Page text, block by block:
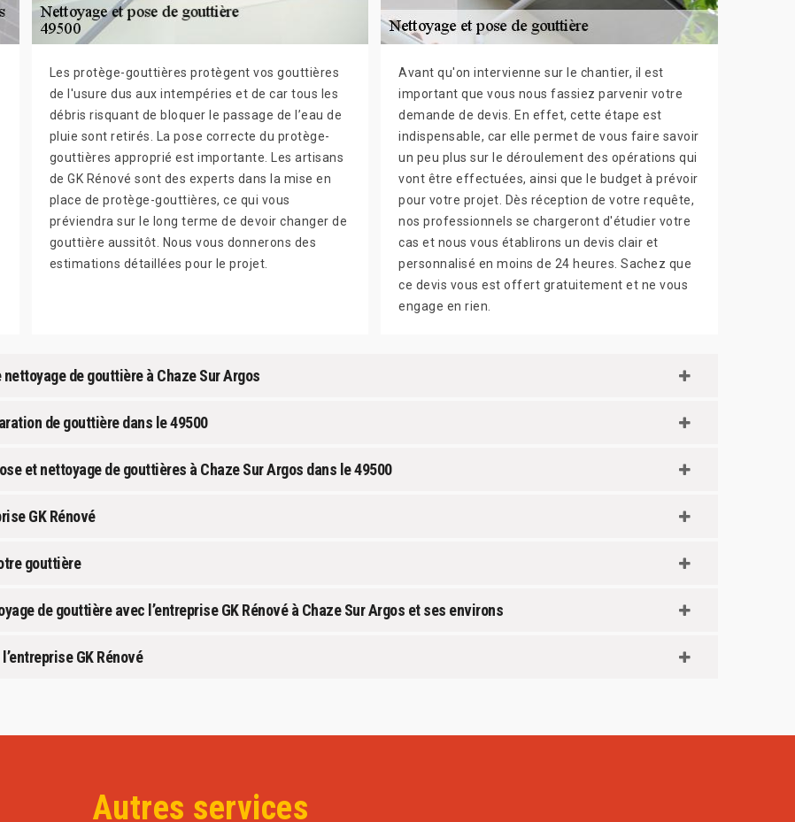
Les protège-gouttières protègent vos gouttières
de l'usure dus aux intempéries et de car tous les
débris risquant de bloquer le passage de l’eau de
pluie sont retirés. La pose correcte du protège-
gouttières approprié est importante. Les artisans
de GK Rénové sont des experts dans la mise en
place de protège-gouttières, ce qui vous
préviendra sur le long terme de devoir changer de
gouttière aussitôt. Nous vous donnerons des
estimations détaillées pour le projet.
Avant qu'on intervienne sur le chantier, il est
important que vous nous fassiez parvenir votre
demande de devis. En effet, cette étape est
indispensable, car elle permet de vous faire savoir
un peu plus sur le déroulement des opérations qui
vont être effectuées, ainsi que le budget à prévoir
pour votre projet. Dès réception de votre requête,
nos professionnels se chargeront d'étudier votre
cas et nous vous établirons un devis clair et
personnalisé en moins de 24 heures. Sachez que
ce devis vous est offert gratuitement et ne vous
engage en rien.
de gouttière à Chaze Sur Argos
de gouttière dans le 49500
et nettoyage de gouttières à Chaze Sur Argos dans le 49500
GK Rénové
gouttière
de gouttière avec l’entreprise GK Rénové à Chaze Sur Argos et ses environs
GK Rénové
Autres services